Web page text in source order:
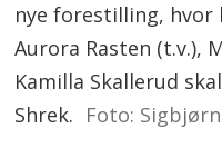
nye forestilling,
Aurora Rasten (t.v.),
Kamilla Skallerud
Shrek. Foto: